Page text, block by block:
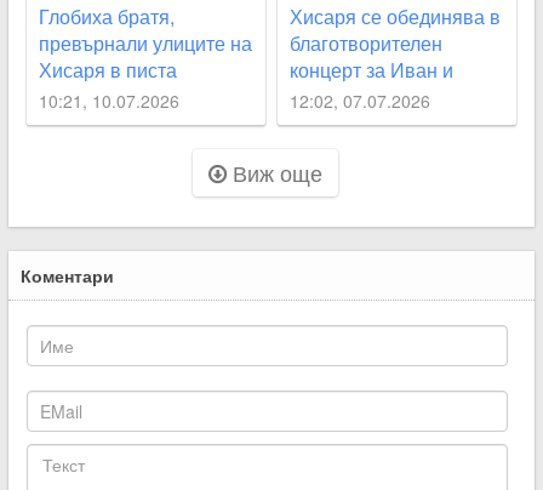
Глобиха братя,
превърнали улиците на
Хисаря в писта
10:21, 10.07.2026
Хисаря се обединява в
благотворителен
концерт за Иван и
Беатриче
12:02, 07.07.2026
Виж още
Коментари